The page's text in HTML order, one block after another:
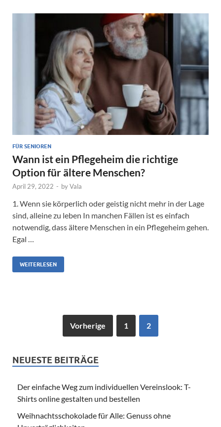
FÜR SENIOREN
Wann ist ein Pflegeheim die richtige
Option für ältere Menschen?
April 29, 2022 - byVala
1. Wenn sie körperlich oder geistig nicht mehr in der Lage
sind, alleine zu leben In manchen Fällen ist es einfach
notwendig, dass ältere Menschen in ein Pflegeheim gehen.
Egal …
WEITERLESEN
Vorherige 1 2
NEUESTE BEITRÄGE
Der einfache Weg zum individuellen Vereinslook: T-
Shirts online gestalten und bestellen
Weihnachtsschokolade für Alle: Genuss ohne